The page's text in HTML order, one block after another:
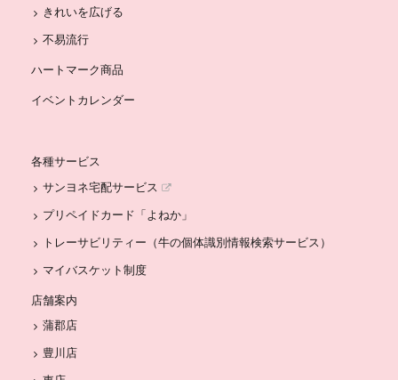
きれいを広げる
不易流行
ハートマーク商品
イベントカレンダー
各種サービス
サンヨネ宅配サービス
プリペイドカード「よねか」
トレーサビリティー（牛の個体識別情報検索サービス）
マイバスケット制度
店舗案内
蒲郡店
豊川店